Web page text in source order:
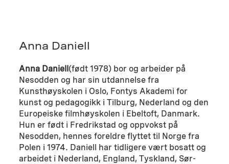
Anna Daniell
Anna Daniell(født 1978) bor og arbeider på
Nesodden og har sin utdannelse fra
Kunsthøyskolen i Oslo, Fontys Akademi for
kunst og pedagogikk i Tilburg, Nederland og den
Europeiske filmhøyskolen i Ebeltoft, Danmark.
Hun er født i Fredrikstad og oppvokst på
Nesodden, hennes foreldre flyttet til Norge fra
Polen i 1974. Daniell har tidligere vært bosatt og
arbeidet i Nederland, England, Tyskland, Sør-